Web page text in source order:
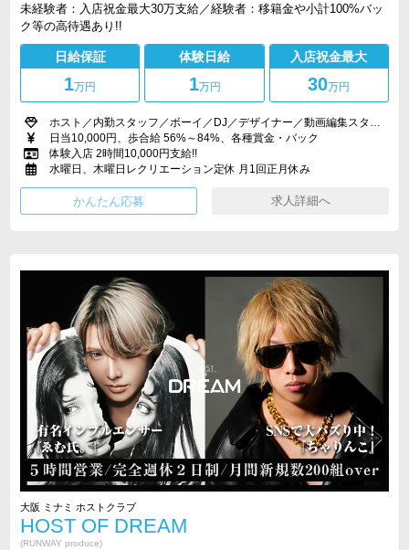
未経験者：入店祝金最大30万支給／経験者：移籍金や小計100%バッ
ク等の高待遇あり!!
日給保証
1万円
体験日給
1万円
入店祝金最大
30万円
日当10,000円、歩合給 56%～84%、各種賞金・バック
体験入店 2時間10,000円支給!!
水曜日、木曜日レクリエーション定休 月1回正月休み
求人詳細へ
大阪 ミナミ ホストクラブ
HOST OF DREAM
(RUNWAY produce)